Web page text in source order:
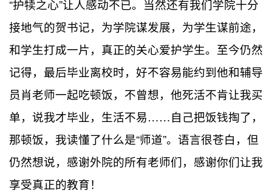
“护犊之心”让人感动不已。当然还有我们学院十分
接地气的贺书记，为学院谋发展，为学生谋前途，
和学生打成一片，真正的关心爱护学生。至今仍然
记得，最后毕业离校时，好不容易能约到他和辅导
员肖老师一起吃顿饭，不曾想，他死活不肯让我买
单，说我才毕业，生活不易……自己把饭钱掏了，
那顿饭，我读懂了什么是“师道”。语言很苍白，但
仍然想说，感谢外院的所有老师们，感谢你们让我
享受真正的教育！